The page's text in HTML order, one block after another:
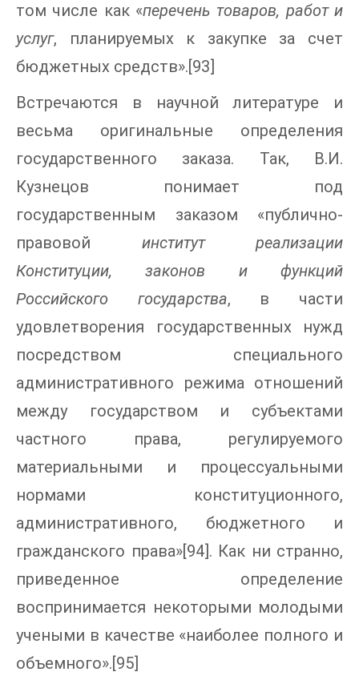
том числе как «перечень товаров, работ и
услуг, планируемых к закупке за счет
бюджетных средств».[93]
Встречаются в научной литературе и
весьма оригинальные определения
государственного заказа. Так, В.И.
Кузнецов понимает под
государственным заказом «публично-
правовой институт реализации
Конституции, законов и функций
Российского государства, в части
удовлетворения государственных нужд
посредством специального
административного режима отношений
между государством и субъектами
частного права, регулируемого
материальными и процессуальными
нормами конституционного,
административного, бюджетного и
гражданского права»[94]. Как ни странно,
приведенное определение
воспринимается некоторыми молодыми
учеными в качестве «наиболее полного и
объемного».[95]